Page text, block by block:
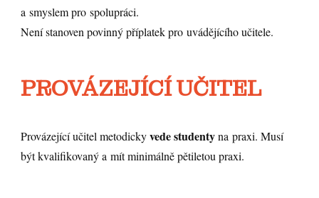
a smyslem pro spolupráci.
Není stanoven povinný příplatek pro uvádějícího učitele.
PROVÁZEJÍCÍ UČITEL
Provázející učitel metodickyvede studentyna praxi. Musí
být kvalifikovaný a mít minimálně pětiletou praxi.